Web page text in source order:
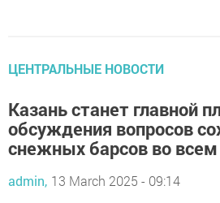
ЦЕНТРАЛЬНЫЕ НОВОСТИ
Казань станет главной
обсуждения вопросов
снежных барсов во
admin, 13 March 2025 - 09:14